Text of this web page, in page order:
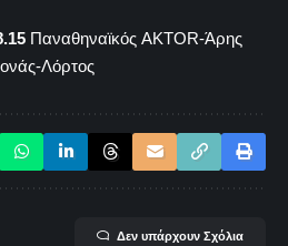
Παναθηναϊκός AKTOR-Άρης
Λόρτος
Δεν υπάρχουν Σχόλια